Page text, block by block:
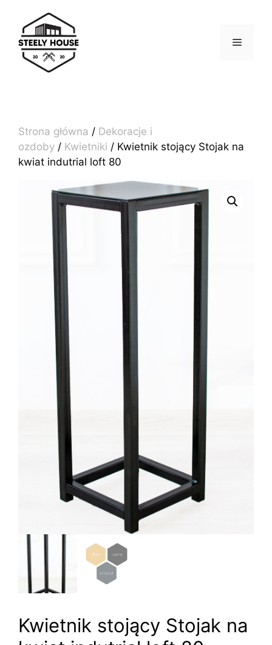
treści
MENU
Strona główna / Dekoracje i
ozdoby / Kwietniki / Kwietnik stojący Stojak na
kwiat indutrial loft 80
Kwietnik stojący Stojak na